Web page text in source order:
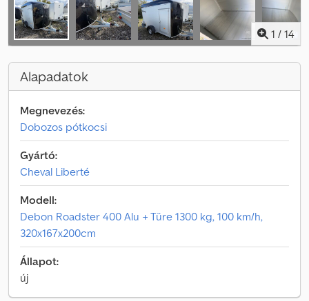
1 / 14
Alapadatok
Megnevezés:
Dobozos pótkocsi
Gyártó:
Cheval Liberté
Modell:
Debon Roadster 400 Alu + Türe 1300 kg, 100 km/h,
320x167x200cm
Állapot:
új